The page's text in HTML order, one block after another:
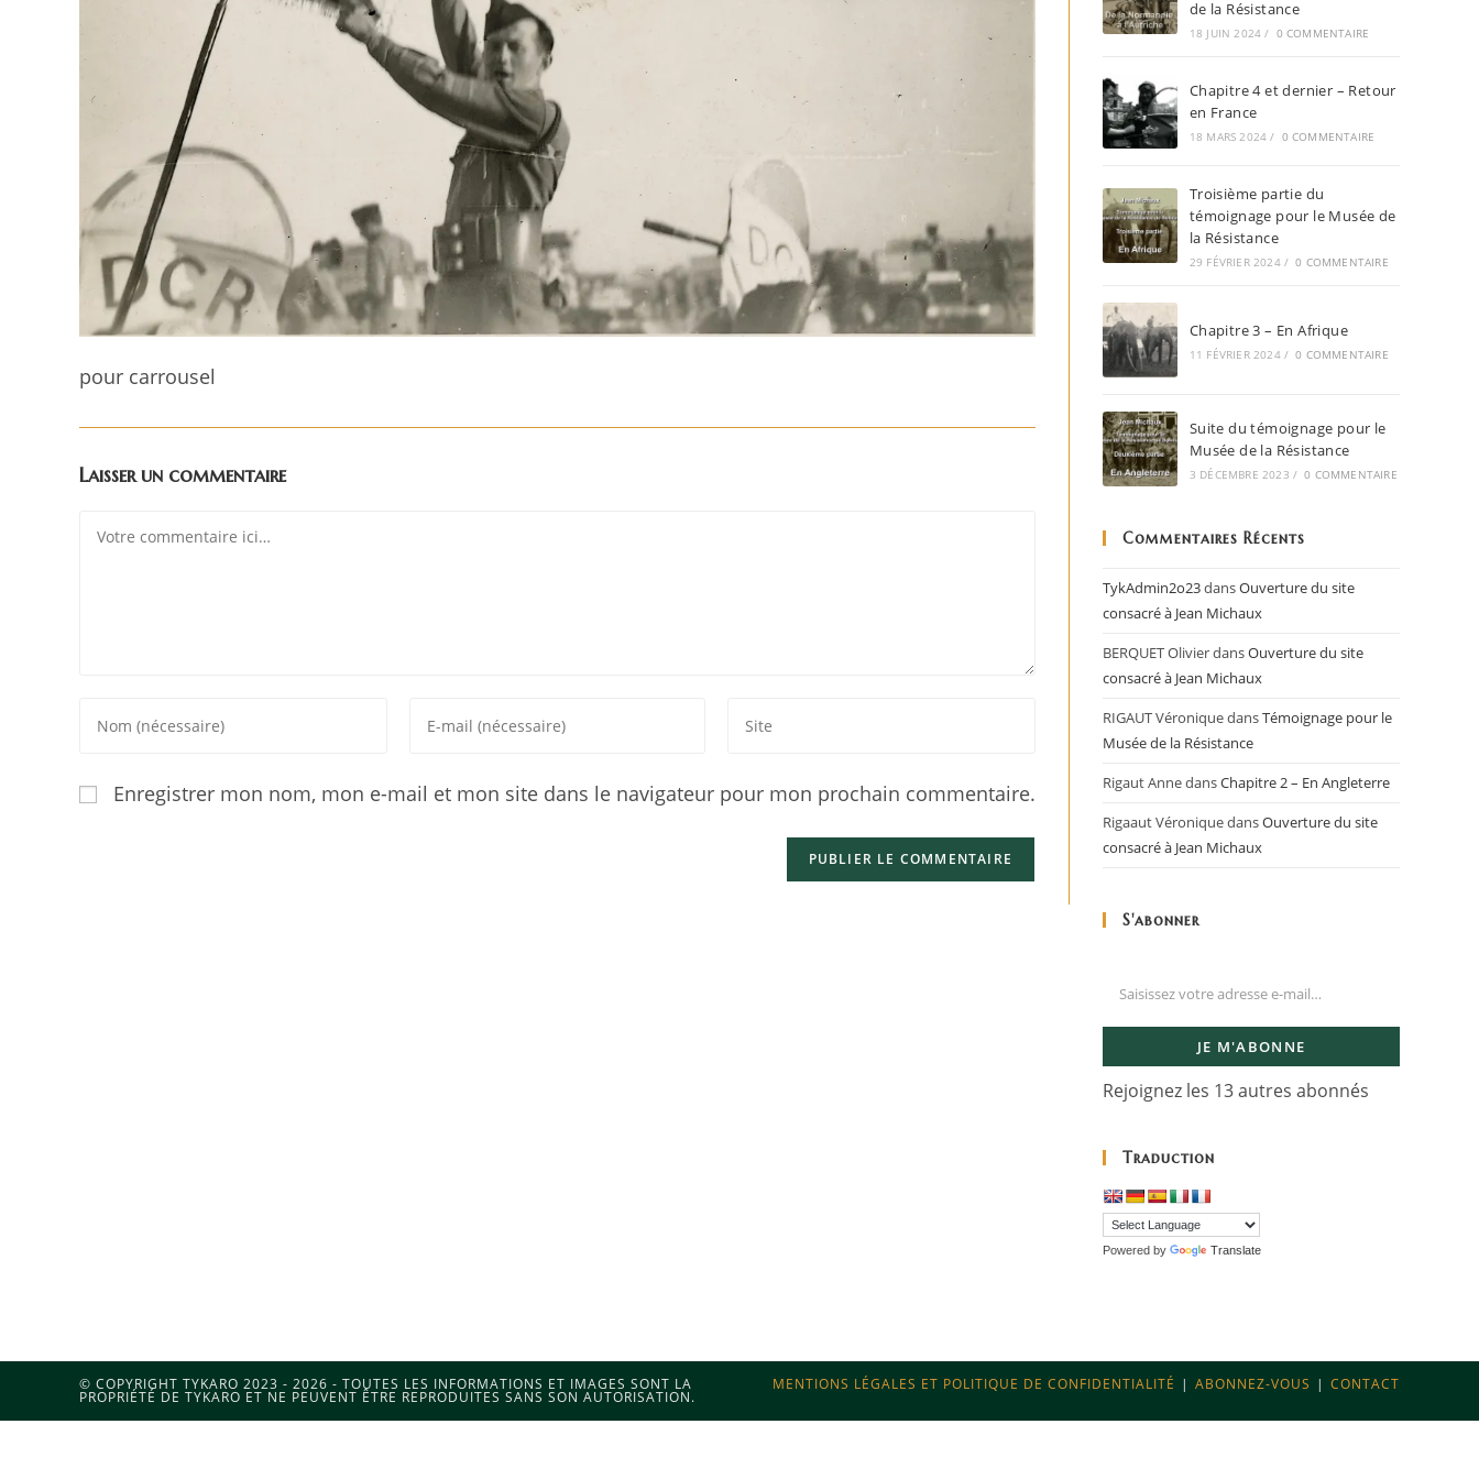
pour carrousel
Laisser un commentaire
Enregistrer mon nom, mon e-mail et mon site dans le navigateur pour mon prochain commentaire.
de la Résistance
18 JUIN 2024 / 0 COMMENTAIRE
Chapitre 4 et dernier – Retour
en France
18 MARS 2024 / 0 COMMENTAIRE
Troisième partie du
témoignage pour le Musée de
la Résistance
29 FÉVRIER 2024 / 0 COMMENTAIRE
Chapitre 3 – En Afrique
11 FÉVRIER 2024 / 0 COMMENTAIRE
Suite du témoignage pour le
Musée de la Résistance
3 DÉCEMBRE 2023 / 0 COMMENTAIRE
Commentaires Récents
TykAdmin2o23dansOuverture du site
consacré à Jean Michaux
BERQUET OlivierdansOuverture du site
consacré à Jean Michaux
RIGAUT VéroniquedansTémoignage pour le
Musée de la Résistance
Rigaut AnnedansChapitre 2 – En Angleterre
Rigaaut VéroniquedansOuverture du site
consacré à Jean Michaux
S'abonner
JE M'ABONNE
Rejoignez les 13 autres abonnés
Traduction
Powered by Translate
MENTIONS LÉGALES ET POLITIQUE DE CONFIDENTIALITÉ ABONNEZ-VOUS CONTACT
© COPYRIGHT TYKARO 2023 - 2026 - TOUTES LES INFORMATIONS ET IMAGES SONT LA
PROPRIÉTÉ DE TYKARO ET NE PEUVENT ÊTRE REPRODUITES SANS SON AUTORISATION.